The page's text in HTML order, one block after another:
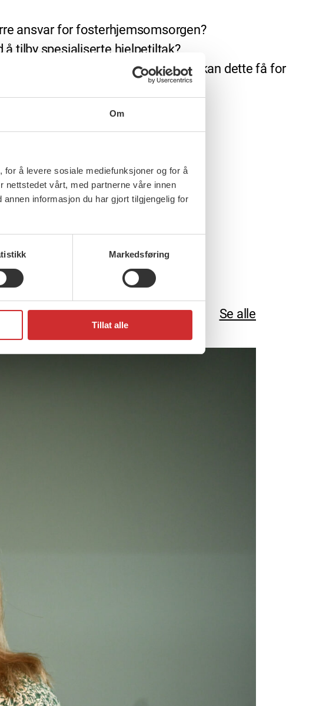
Om
å levere sosiale mediefunksjoner og for å
nettstedet vårt, med partnerne våre innen
informasjon du har gjort tilgjengelig for
Markedsføring
Tillat alle
ansvar for fosterhjemsomsorgen?
tilby spesialiserte hjelpetiltak?
Hvilke konsekvenser kan dette få for
utfordringer?
Se alle